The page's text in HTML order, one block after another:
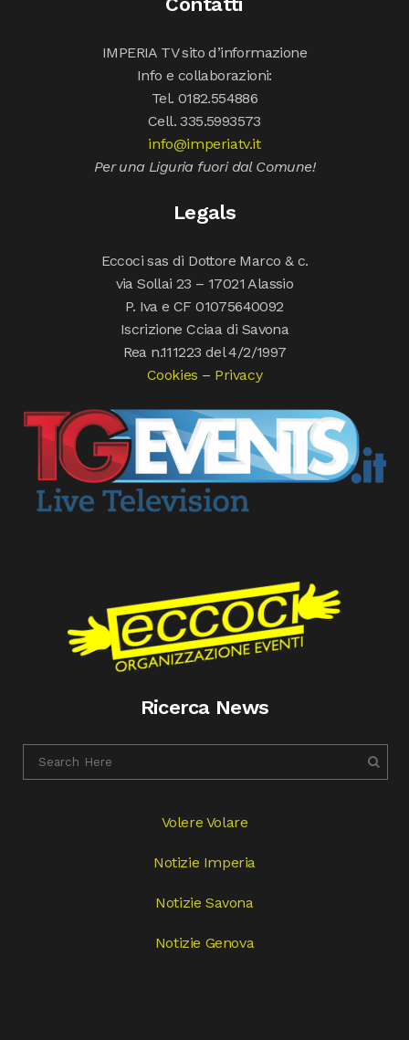
IMPERIA TV sito d’informazione
Info e collaborazioni:
Tel. 0182.554886
Cell. 335.5993573
info@imperiatv.it
Per una Liguria fuori dal Comune!
Legals
Eccoci sas di Dottore Marco & c.
via Sollai 23 – 17021 Alassio
P. Iva e CF 01075640092
Iscrizione Cciaa di Savona
Rea n.111223 del 4/2/1997
Cookies – Privacy
Ricerca News
Volere Volare
Notizie Imperia
Notizie Savona
Notizie Genova